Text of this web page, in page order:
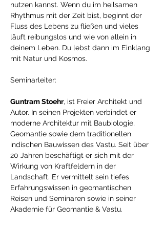
nutzen kannst. Wenn du im heilsamen
Rhythmus mit der Zeit bist, beginnt der
Fluss des Lebens zu fließen und vieles
läuft reibungslos und wie von allein in
deinem Leben. Du lebst dann im Einklang
mit Natur und Kosmos.
Seminarleiter:
Guntram Stoehr, ist Freier Architekt und
Autor. In seinen Projekten verbindet er
moderne Architektur mit Baubiologie,
Geomantie sowie dem traditionellen
indischen Bauwissen des Vastu. Seit über
20 Jahren beschäftigt er sich mit der
Wirkung von Kraftfeldern in der
Landschaft. Er vermittelt sein tiefes
Erfahrungswissen in geomantischen
Reisen und Seminaren sowie in seiner
Akademie für Geomantie & Vastu.